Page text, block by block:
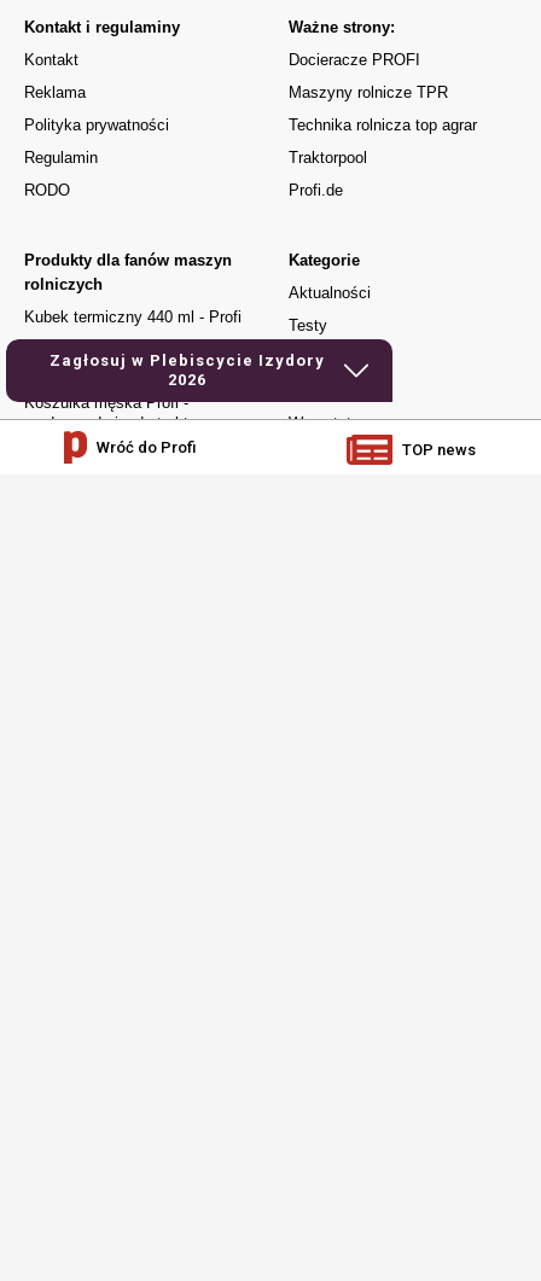
Zagłosuj w Plebiscycie Izydory
2026
Kontakt i regulaminy
Kontakt
Reklama
Polityka prywatności
Regulamin
RODO
Kategorie
Aktualności
Testy
Używane
Warsztat
Jak to działa
Produkty dla fanów maszyn
rolniczych
Kubek termiczny 440 ml - Profi
Kubek Urodzony do jazdy
traktorem
Koszulka męska Profi -
urodzony do jazdy traktorem
Czapka z daszkiem – Profi
Ważne strony:
Docieracze PROFI
Maszyny rolnicze TPR
Technika rolnicza top agrar
Traktorpool
Profi.de
Wróć do Profi TOP news